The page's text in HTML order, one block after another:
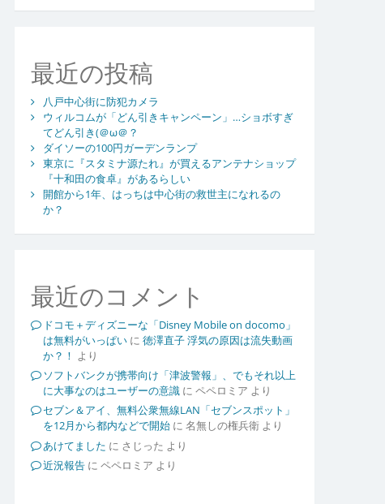
最近の投稿
八戸中心街に防犯カメラ
ウィルコムが「どん引きキャンペーン」…ショボすぎ
てどん引き(＠ω＠？
ダイソーの100円ガーデンランプ
東京に『スタミナ源たれ』が買えるアンテナショップ
『十和田の食卓』があるらしい
開館から1年、はっちは中心街の救世主になれるの
か？
最近のコメント
ドコモ＋ディズニーな「Disney Mobile on docomo」
は無料がいっぱいに 徳澤直子 浮気の原因は流失動画
か？！ より
ソフトバンクが携帯向け「津波警報」、でもそれ以上
に大事なのはユーザーの意識に ペペロミア より
セブン＆アイ、無料公衆無線LAN「セブンスポット」
を12月から都内などで開始に 名無しの権兵衛より
あけてました に さじった より
近況報告に ペペロミア より